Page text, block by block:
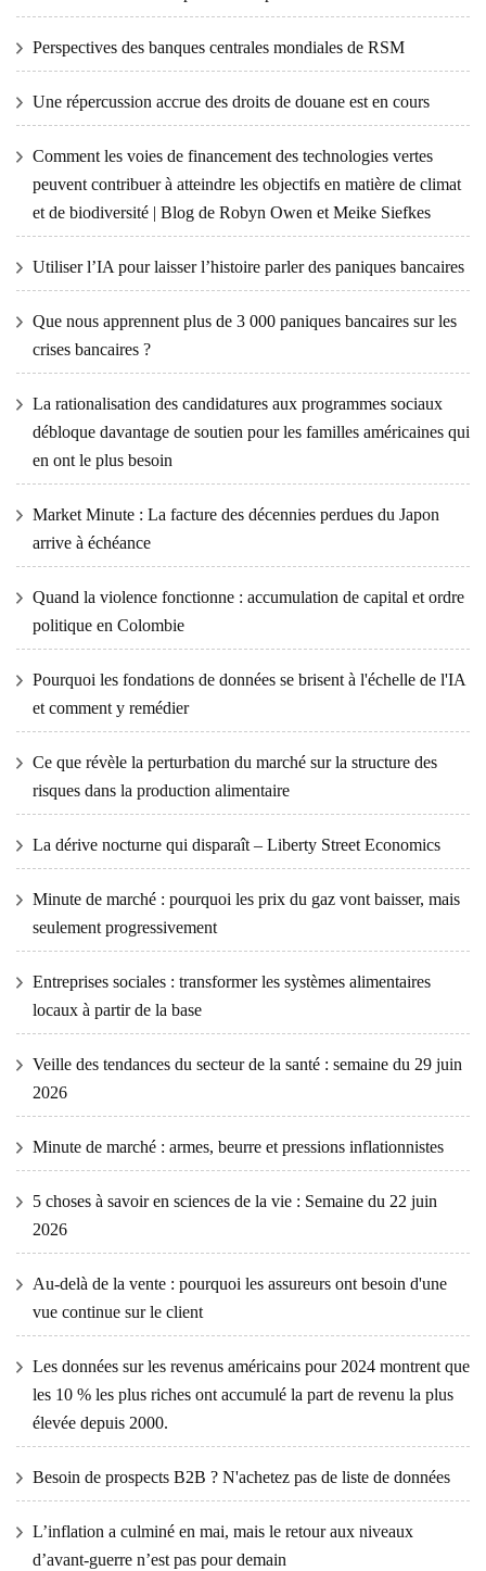
Perspectives des banques centrales mondiales de RSM
Une répercussion accrue des droits de douane est en cours
Comment les voies de financement des technologies vertes
peuvent contribuer à atteindre les objectifs en matière de climat
et de biodiversité | Blog de Robyn Owen et Meike Siefkes
Utiliser l’IA pour laisser l’histoire parler des paniques bancaires
Que nous apprennent plus de 3 000 paniques bancaires sur les
crises bancaires ?
La rationalisation des candidatures aux programmes sociaux
débloque davantage de soutien pour les familles américaines qui
en ont le plus besoin
Market Minute : La facture des décennies perdues du Japon
arrive à échéance
Quand la violence fonctionne : accumulation de capital et ordre
politique en Colombie
Pourquoi les fondations de données se brisent à l'échelle de l'IA
et comment y remédier
Ce que révèle la perturbation du marché sur la structure des
risques dans la production alimentaire
La dérive nocturne qui disparaît – Liberty Street Economics
Minute de marché : pourquoi les prix du gaz vont baisser, mais
seulement progressivement
Entreprises sociales : transformer les systèmes alimentaires
locaux à partir de la base
Veille des tendances du secteur de la santé : semaine du 29 juin
2026
Minute de marché : armes, beurre et pressions inflationnistes
5 choses à savoir en sciences de la vie : Semaine du 22 juin
2026
Au-delà de la vente : pourquoi les assureurs ont besoin d'une
vue continue sur le client
Les données sur les revenus américains pour 2024 montrent que
les 10 % les plus riches ont accumulé la part de revenu la plus
élevée depuis 2000.
Besoin de prospects B2B ? N'achetez pas de liste de données
L’inflation a culminé en mai, mais le retour aux niveaux
d’avant-guerre n’est pas pour demain